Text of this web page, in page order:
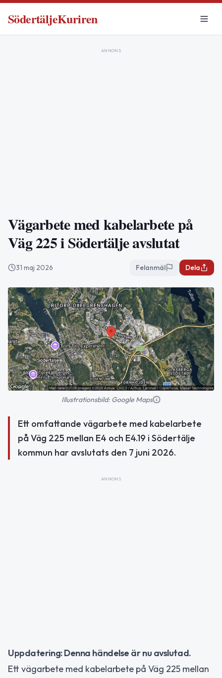
SödertäljeKuriren
ANNONS
Vägarbete med kabelarbete på
Väg 225 i Södertälje avslutat
31 maj 2026 Felanmäl Dela
Illustrationsbild: Google Maps
Ett omfattande vägarbete med kabelarbete
på Väg 225 mellan E4 och E4.19 i Södertälje
kommun har avslutats den 7 juni 2026.
ANNONS
Uppdatering: Denna händelse är nu avslutad.
Ett vägarbete med kabelarbete på Väg 225 mellan